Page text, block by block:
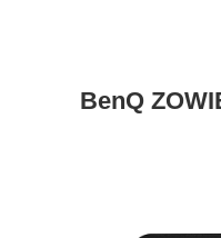
BenQ